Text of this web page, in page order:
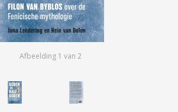
Afbeelding 1 van 2